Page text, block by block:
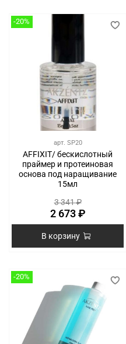
-20%
арт. SP20
AFFIXIT/ бескислотный
праймер и протеиновая
основа под наращивание
15мл
3 341 ₽
2 673 ₽
В корзину
-20%